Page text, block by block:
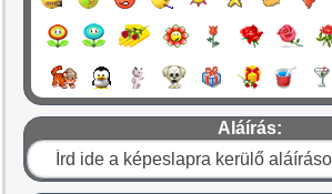
Aláírás: